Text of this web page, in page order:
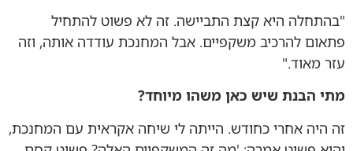
"בהתחלה היא קצת התביישה. זה לא פשוט להתחיל
פתאום להרכיב משקפיים. אבל המחנכת עודדה אותה, וזה
עזר מאוד."
מתי הבנת שיש כאן משהו מיוחד?
זה היה אחרי כחודש. הייתה לי שיחה אקראית עם המחנכת,